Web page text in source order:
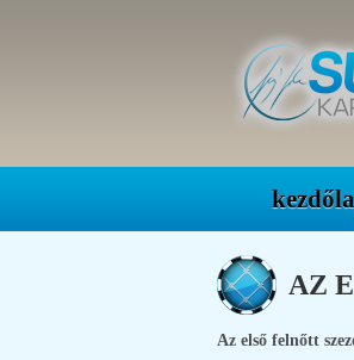
AZ
Az első felnőtt